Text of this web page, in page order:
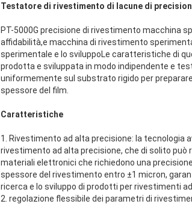
Testatore di rivestimento di lacune di
PT-5000G precisione di rivestimento macchina
affidabilità,e macchina di rivestimento
sperimentale e lo sviluppoLe caratteristiche di
prodotta e sviluppata in modo indipendente e
uniformemente sul substrato rigido per
spessore del film.
Caratteristiche
1. Rivestimento ad alta precisione: la tecnologia
rivestimento ad alta precisione, che di solito può
materiali elettronici che richiedono una
spessore del rivestimento entro ±1 micron,
ricerca e lo sviluppo di prodotti per rivestimenti
2. regolazione flessibile dei parametri di